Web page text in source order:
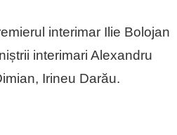
interimar Ilie Bolojan
interimari Alexandru
Irineu Darău.